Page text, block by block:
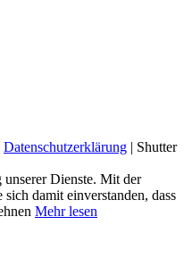
Datenschutzerklärung | Shutter
Dienste. Mit der
damit einverstanden, dass
Mehr lesen